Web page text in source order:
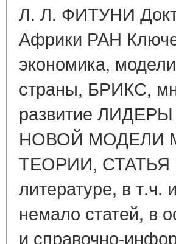
Л. Л. ФИТУНИ
Африки РАН
экономика,
страны, БРИКС,
развитие
НОВОЙ МОДЕЛИ
ТЕОРИИ, СТАТЬЯ
литературе, в
немало статей, в
и справочно-